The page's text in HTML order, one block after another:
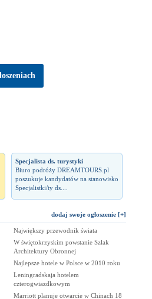
Specjalista ds. turystyki
Biuro podróży DREAMTOURS.pl
poszukuje kandydatów na stanowisko
Specjalistki/ty ds....
dodaj swoje ogłoszenie [+]
Największy przewodnik świata
W świętokrzyskim powstanie Szlak
Architektury Obronnej
Najlepsze hotele w Polsce w 2010 roku
Leningradskaja hotelem
czterogwiazdkowym
Marriott planuje otwarcie w Chinach 18